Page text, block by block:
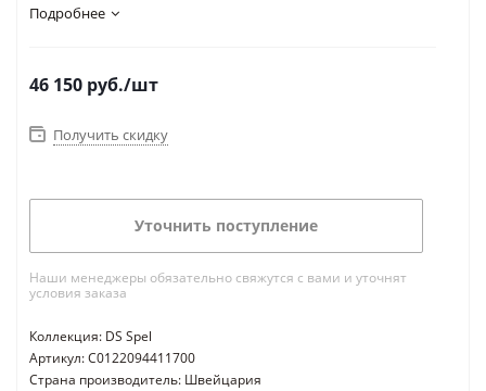
Подробнее
46 150 руб./шт
Получить скидку
Уточнить поступление
Наши менеджеры обязательно свяжутся с вами и уточнят
условия заказа
Коллекция: DS Spel
Артикул: C0122094411700
Страна производитель: Швейцария